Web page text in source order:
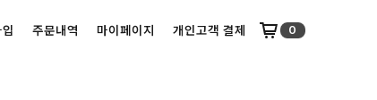
주문내역 마이페이지 개인고객 결제 0